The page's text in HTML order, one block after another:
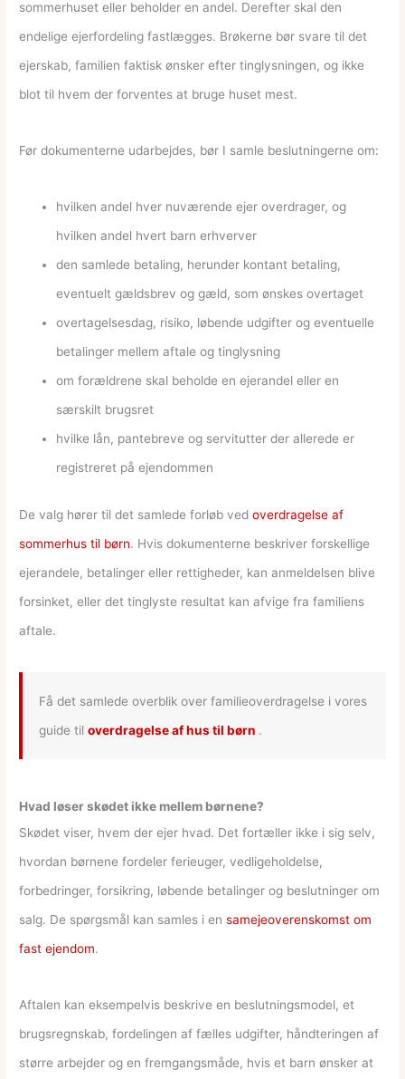
sommerhuset eller beholder en andel. Derefter skal den
endelige ejerfordeling fastlægges. Brøkerne bør svare til det
ejerskab, familien faktisk ønsker efter tinglysningen, og ikke
blot til hvem der forventes at bruge huset mest.
Før dokumenterne udarbejdes, bør I samle beslutningerne om:
hvilken andel hver nuværende ejer overdrager, og
hvilken andel hvert barn erhverver
den samlede betaling, herunder kontant betaling,
eventuelt gældsbrev og gæld, som ønskes overtaget
overtagelsesdag, risiko, løbende udgifter og eventuelle
betalinger mellem aftale og tinglysning
om forældrene skal beholde en ejerandel eller en
særskilt brugsret
hvilke lån, pantebreve og servitutter der allerede er
registreret på ejendommen
De valg hører til det samlede forløb vedoverdragelse af
sommerhus til børn. Hvis dokumenterne beskriver forskellige
ejerandele, betalinger eller rettigheder, kan anmeldelsen blive
forsinket, eller det tinglyste resultat kan afvige fra familiens
aftale.
Få det samlede overblik over familieoverdragelse i vores
guide tiloverdragelse af hus til børn .
Hvad løser skødet ikke mellem børnene?
Skødet viser, hvem der ejer hvad. Det fortæller ikke i sig selv,
hvordan børnene fordeler ferieuger, vedligeholdelse,
forbedringer, forsikring, løbende betalinger og beslutninger om
salg. De spørgsmål kan samles i ensamejeoverenskomst om
fast ejendom.
Aftalen kan eksempelvis beskrive en beslutningsmodel, et
brugsregnskab, fordelingen af fælles udgifter, håndteringen af
større arbejder og en fremgangsmåde, hvis et barn ønsker at